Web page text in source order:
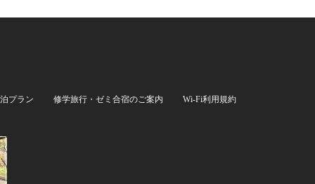
プラン 修学旅行・ゼミ合宿のご案内 Wi-Fi利用規約